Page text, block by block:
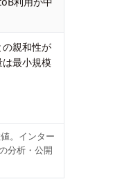
親和性が
最小規模
。インター
分析・公開